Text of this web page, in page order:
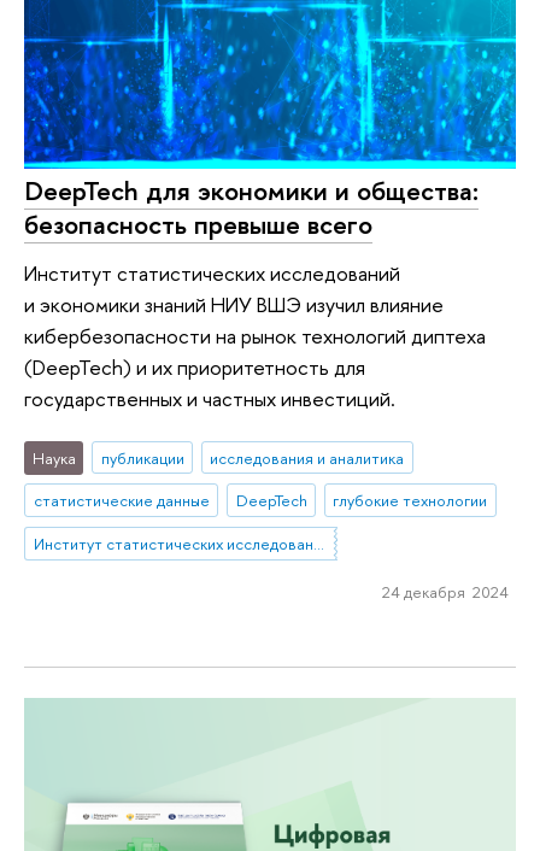
DeepTech для экономики и общества:
безопасность превыше всего
Институт статистических исследований
и экономики знаний НИУ ВШЭ изучил влияние
кибербезопасности на рынок технологий диптеха
(DeepTech) и их приоритетность для
государственных и частных инвестиций.
Наука публикации
исследования и аналитика
статистические данные
DeepTech
глубокие технологии
Институт статистических исследований и экономики знаний
24 декабря 2024